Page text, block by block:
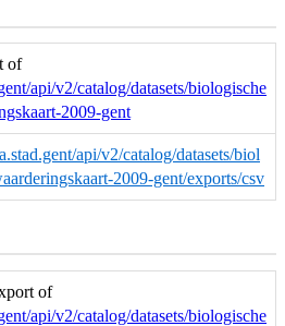
of
api/v2/catalog/datasets/biologische
2009-gent
api/v2/catalog/datasets/biol
2009-gent/exports/csv
of
api/v2/catalog/datasets/biologische